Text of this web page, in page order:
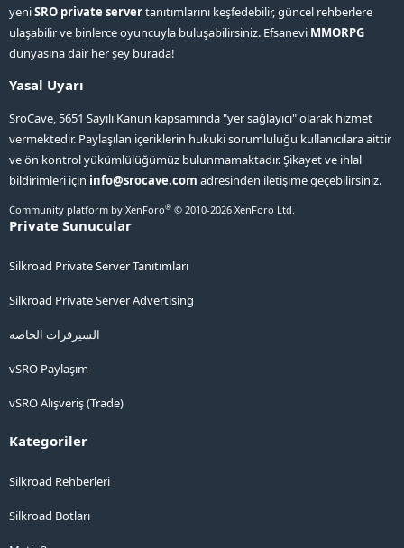
yeniSRO private servertanıtımlarını keşfedebilir, güncel rehberlere
ulaşabilir ve binlerce oyuncuyla buluşabilirsiniz. Efsanevi MMORPG
dünyasına dair her şey burada!
Yasal Uyarı
SroCave, 5651 Sayılı Kanun kapsamında "yer sağlayıcı" olarak hizmet
vermektedir. Paylaşılan içeriklerin hukuki sorumluluğu kullanıcılara aittir
ve ön kontrol yükümlülüğümüz bulunmamaktadır. Şikayet ve ihlal
bildirimleri için info@srocave.com adresinden iletişime geçebilirsiniz.
Community platform by XenForo® © 2010-2026 XenForo Ltd.
Private Sunucular
Silkroad Private Server Tanıtımları
Silkroad Private Server Advertising
السيرفرات الخاصة
vSRO Paylaşım
vSRO Alışveriş (Trade)
Kategoriler
Silkroad Rehberleri
Silkroad Botları